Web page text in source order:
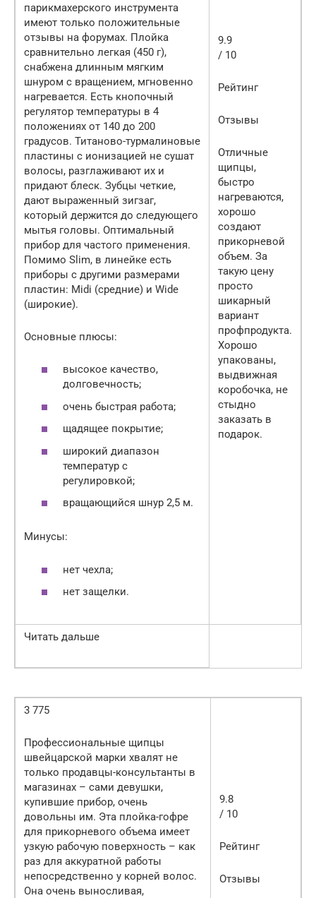
парикмахерского инструмента
имеют только положительные
отзывы на форумах. Плойка
сравнительно легкая (450 г),
снабжена длинным мягким
шнуром с вращением, мгновенно
нагревается. Есть кнопочный
регулятор температуры в 4
положениях от 140 до 200
градусов. Титаново-турмалиновые
пластины с ионизацией не сушат
волосы, разглаживают их и
придают блеск. Зубцы четкие,
дают выраженный зигзаг,
который держится до следующего
мытья головы. Оптимальный
прибор для частого применения.
Помимо Slim, в линейке есть
приборы с другими размерами
пластин: Midi (средние) и Wide
(широкие).
Основные плюсы:
высокое качество,
долговечность;
очень быстрая работа;
щадящее покрытие;
широкий диапазон
температур с
регулировкой;
вращающийся шнур 2,5 м.
Минусы:
нет чехла;
нет защелки.
9.9
/ 10
Рейтинг
Отзывы
Отличные
щипцы,
быстро
нагреваются,
хорошо
создают
прикорневой
объем. За
такую цену
просто
шикарный
вариант
профпродукта.
Хорошо
упакованы,
выдвижная
коробочка, не
стыдно
заказать в
подарок.
Читать дальше
3 775
Профессиональные щипцы
швейцарской марки хвалят не
только продавцы-консультанты в
магазинах – сами девушки,
купившие прибор, очень
довольны им. Эта плойка-гофре
для прикорневого объема имеет
узкую рабочую поверхность – как
раз для аккуратной работы
непосредственно у корней волос.
Она очень выносливая,
9.8
/ 10
Рейтинг
Отзывы